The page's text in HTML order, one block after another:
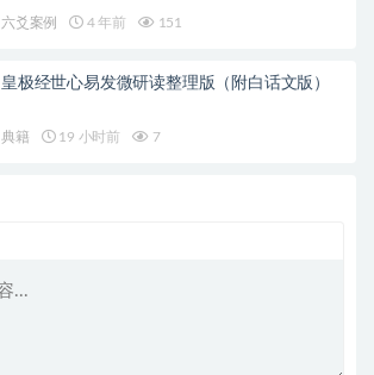
六爻案例 4 年前 151
皇极经世心易发微研读整理版（附白话文版）
典籍 19 小时前 7